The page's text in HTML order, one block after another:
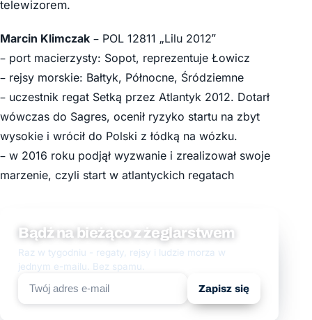
telewizorem.
Marcin Klimczak – POL 12811 „Lilu 2012”
– port macierzysty: Sopot, reprezentuje Łowicz
– rejsy morskie: Bałtyk, Północne, Śródziemne
– uczestnik regat Setką przez Atlantyk 2012. Dotarł
wówczas do Sagres, ocenił ryzyko startu na zbyt
wysokie i wrócił do Polski z łódką na wózku.
– w 2016 roku podjął wyzwanie i zrealizował swoje
marzenie, czyli start w atlantyckich regatach
Bądź na bieżąco z żeglarstwem
Raz w tygodniu - regaty, rejsy i ludzie morza w
jednym e-mailu. Bez spamu.
Zapisz się